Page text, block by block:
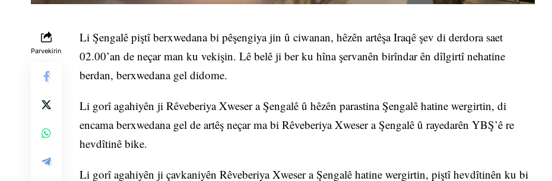
Parvekirin
Li Şengalê piştî berxwedana bi pêşengiya jin û ciwanan, hêzên artêşa Iraqê şev di derdora saet
02.00’an de neçar man ku vekişin. Lê belê ji ber ku hîna şervanên birîndar ên dîlgirtî nehatine
berdan, berxwedana gel didome.
Li gorî agahiyên ji Rêveberiya Xweser a Şengalê û hêzên parastina Şengalê hatine wergirtin, di
encama berxwedana gel de artêş neçar ma bi Rêveberiya Xweser a Şengalê û rayedarên YBŞ’ê re
hevdîtinê bike.
Li gorî agahiyên ji çavkaniyên Rêveberiya Xweser a Şengalê hatine wergirtin, piştî hevdîtinên ku bi